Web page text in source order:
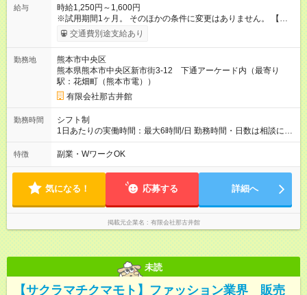
給与
時給1,250円～1,600円
※試用期間1ヶ月。 そのほかの条件に変更はありません。 【試用
期間】試用期間あり 試用期間の長さ：1ヶ月 雇用形態、給与は
本採用時と同じです。
交通費別途支給あり
勤務地
熊本市中央区
熊本県熊本市中央区新市街3-12 下通アーケード内（最寄り
駅：花畑町（熊本市電））
有限会社那古井館
勤務時間
シフト制
1日あたりの実働時間：最大6時間/日 勤務時間・日数は相談に応
じます。 ★土日が入れる方を募集しています！
特徴 副業・WワークOK
気になる！ 応募する 詳細へ
掲載元企業名 有限会社那古井館
未読
【サクラマチクマモト】ファッション業界 販売